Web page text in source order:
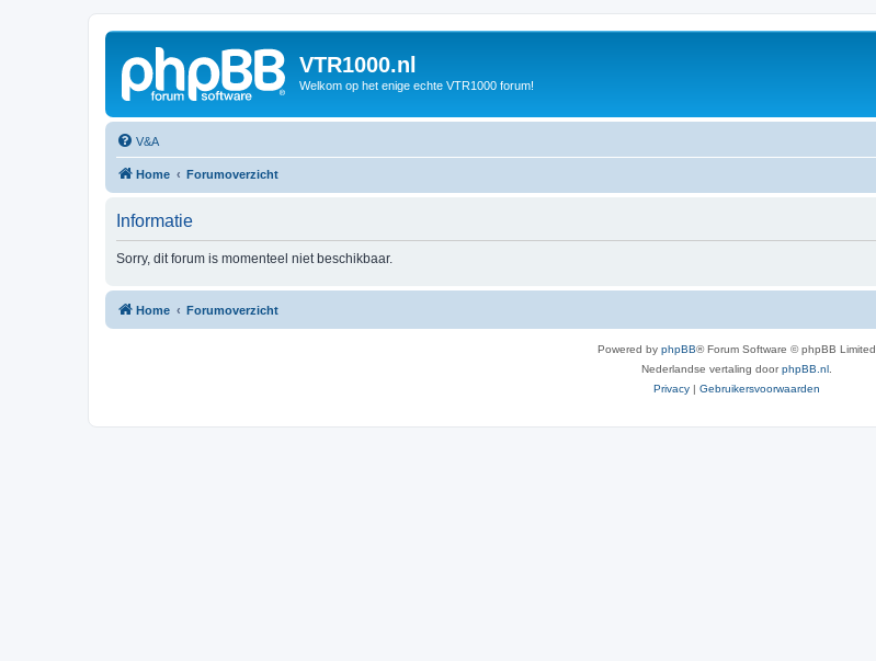
VTR1000.nl
Welkom op het enige echte VTR1000 forum!
V&A
Home Forumoverzicht
Informatie
Sorry, dit forum is momenteel niet beschikbaar.
Home Forumoverzicht
Powered by phpBB® Forum Software © phpBB Limited
Nederlandse vertaling doorphpBB.nl
Privacy | Gebruikersvoorwaarden